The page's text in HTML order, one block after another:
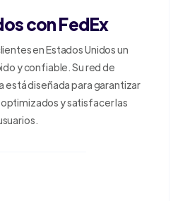
con FedEx
en Estados Unidos un
y confiable. Su red de
está diseñada para garantizar
y satisfacer las